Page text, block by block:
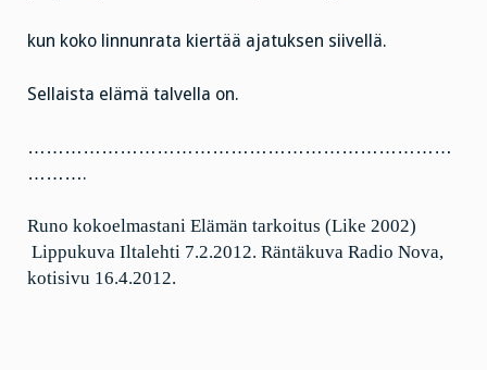
kun koko linnunrata kiertää ajatuksen siivellä.
Sellaista elämä talvella on.
……………………………………………………………
……….
Runo kokoelmastani Elämän tarkoitus (Like 2002)
Lippukuva Iltalehti 7.2.2012. Räntäkuva Radio Nova,
kotisivu 16.4.2012.